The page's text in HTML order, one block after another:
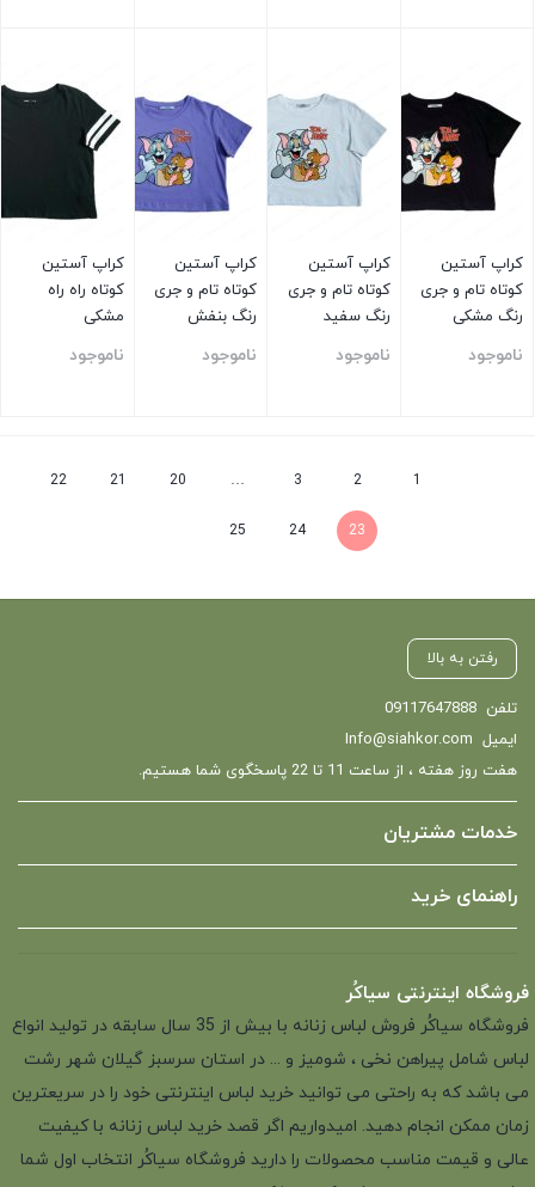
کراپ آستین
کوتاه تام و جری
رنگ مشکی
ناموجود
کراپ آستین
کوتاه تام و جری
رنگ سفید
ناموجود
کراپ آستین
کوتاه تام و جری
رنگ بنفش
ناموجود
کراپ آستین
کوتاه راه راه
مشکی
ناموجود
1
2
3
…
20
21
22
23
24
25
رفتن به بالا
تلفن 09117647888
ایمیل Info@siahkor.com
هفت روز هفته ، از ساعت 11 تا 22 پاسخگوی شما هستیم.
خدمات مشتریان
راهنمای خرید
فروشگاه اینترنتی سیاکُر
فروشگاه سیاکُر فروش لباس زنانه با بیش از 35 سال سابقه در تولید انواع
لباس شامل پیراهن نخی ، شومیز و ... در استان سرسبز گیلان شهر رشت
می باشد که به راحتی می توانید خرید لباس اینترنتی خود را در سریعترین
زمان ممکن انجام دهید. امیدواریم اگر قصد خرید لباس زنانه با کیفیت
عالی و قیمت مناسب محصولات را دارید فروشگاه سیاکُر انتخاب اول شما